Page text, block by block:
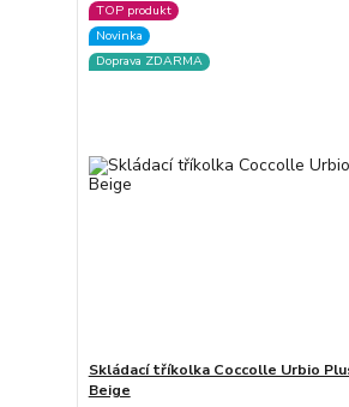
TOP produkt
Novinka
Doprava ZDARMA
Skládací tříkolka Coccolle Urbio
Beige